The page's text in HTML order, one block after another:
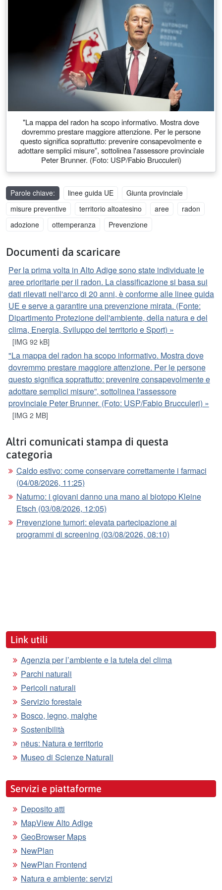
"La mappa del radon ha scopo informativo. Mostra dove
dovremmo prestare maggiore attenzione. Per le persone
questo significa soprattutto: prevenire consapevolmente e
adottare semplici misure”, sottolinea l'assessore provinciale
Peter Brunner. (Foto: USP/Fabio Brucculeri)
Parole chiave: linee guida UE
Giunta provinciale
misure preventive
territorio altoatesino aree
radon
adozione
ottemperanza Prevenzione
Documenti da scaricare
Per la prima volta in Alto Adige sono state individuate le
aree prioritarie per il radon. La classificazione si basa sui
dati rilevati nell'arco di 20 anni, è conforme alle linee guida
UE e serve a garantire una prevenzione mirata. (Fonte:
Dipartimento Protezione dell'ambiente, della natura e del
clima, Energia, Sviluppo del territorio e Sport) »
[IMG 92 kB]
"La mappa del radon ha scopo informativo. Mostra dove
dovremmo prestare maggiore attenzione. Per le persone
questo significa soprattutto: prevenire consapevolmente e
adottare semplici misure”, sottolinea l'assessore
provinciale Peter Brunner. (Foto: USP/Fabio Brucculeri) »
[IMG 2 MB]
Altri comunicati stampa di questa
categoria
Caldo estivo: come conservare correttamente i farmaci
(04/08/2026, 11:25)
Naturno: i giovani danno una mano al biotopo Kleine
Etsch (03/08/2026, 12:05)
Prevenzione tumori: elevata partecipazione ai
programmi di screening (03/08/2026, 08:10)
Link utili
Agenzia per l’ambiente e la tutela del clima
Parchi naturali
Pericoli naturali
Servizio forestale
Bosco, legno, malghe
Sostenibilità
nëus: Natura e territorio
Museo di Scienze Naturali
Servizi e piattaforme
Deposito atti
MapView Alto Adige
GeoBrowser Maps
NewPlan
NewPlan Frontend
Natura e ambiente: servizi